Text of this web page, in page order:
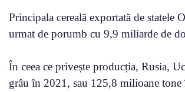
Principala cereală exportată de
urmat de porumb cu 9,9 miliarde de
În ceea ce privește producția, Rusia,
grâu în 2021, sau 125,8 milioane